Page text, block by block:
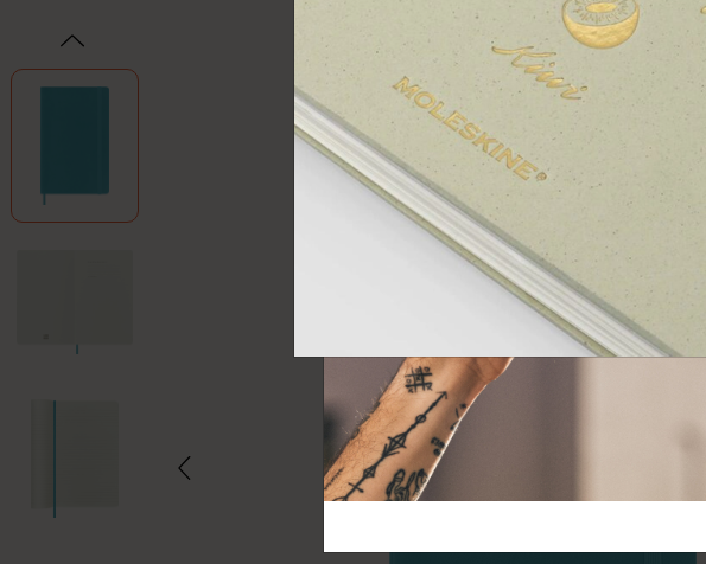
ミニノー
カイエ ＆
セット
パッション
スチュー
サブカテゴリ 12カ月ダイ
15ヶ月プ
ウィーク
デイリー
マンスリー
ライフプ
モレスキンスマート
サブカテゴリ
モレスキ
アプリ・
ライティングツール
サブカテゴリ
Kaweco x
ペン & ペ
限定版ノートブック
キム・ジ
「Alice's
『ロード
カラーパ
サクラコレ
馬年コレ
ン
カサ・バ
ゴッホ美
限定版バッ
Shopper
ミニマリ
マキシマ
健康を愛
趣味を愛
サブカテゴリ
サブカテゴリ
サブカテゴリ
スマートダ
モレスキンスマートスマート
アプリ・サービス
サブカテゴリ
モレスキン
和紙テープ
ミニノートブックチャーム
別注＆コーポレートギフト
モレスキンのマニフェスト
ペンと紙の力
持続可能な創造性
通常特典: パーソナライズの2冊ご購入で1冊無料
バースデー特典: 1回限りの割引（1ヶ月有効）
先行プレビュー: 新作コレクションへの先行アクセス
伝説的なお得情報: 会員限定の特別サプライズ
セールへの早期アクセス: お得な情報をいち早くチェック
モレスキン限定イベント: 優先アクセス
返品期間の延長: 1ヶ月間